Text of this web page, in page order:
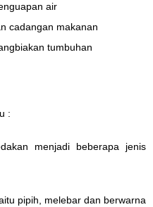
air
cadangan makanan
tumbuhan
:
menjadi beberapa jenis
pipih, melebar dan berwarna